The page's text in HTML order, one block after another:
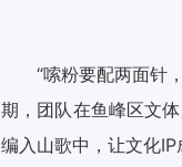
“嗦粉要配两面针
期，团队在鱼峰区文
编入山歌中，让文化IP